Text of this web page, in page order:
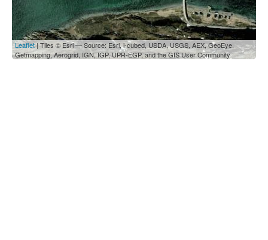
Leaflet| Tiles © Esri — Source: Esri, i-cubed, USDA, USGS, AEX, GeoEye,
Getmapping, Aerogrid, IGN, IGP, UPR-EGP, and the GIS User Community